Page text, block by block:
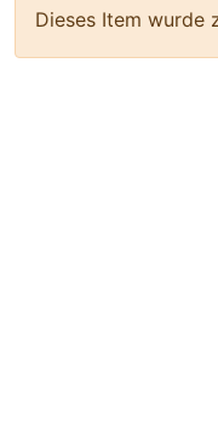
Dieses Item wurde